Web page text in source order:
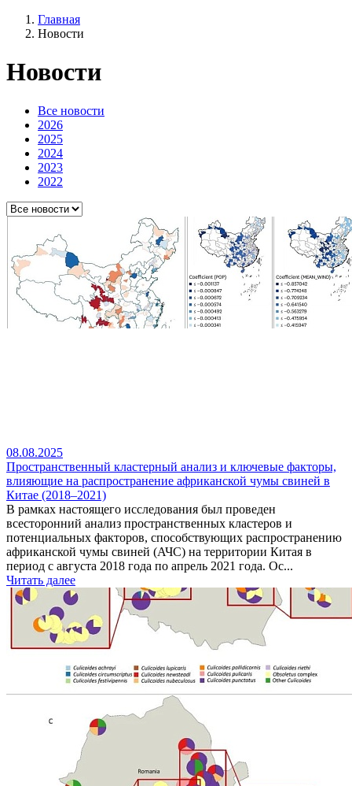
Главная
Новости
Новости
Все новости
2026
2025
2024
2023
2022
08.08.2025
Пространственный кластерный анализ и ключевые факторы,
влияющие на распространение африканской чумы свиней в
Китае (2018–2021)
В рамках настоящего исследования был проведен
всесторонний анализ пространственных кластеров и
потенциальных факторов, способствующих распространению
африканской чумы свиней (АЧС) на территории Китая в
период с августа 2018 года по апрель 2021 года. Ос...
Читать далее